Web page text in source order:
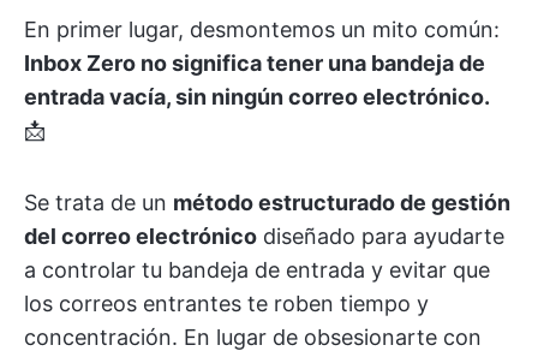
En primer lugar, desmontemos un mito común:
Inbox Zero no significa tener una bandeja de
entrada vacía, sin ningún correo electrónico.
📩
Se trata de un método estructurado de gestión
del correo electrónico diseñado para ayudarte
a controlar tu bandeja de entrada y evitar que
los correos entrantes te roben tiempo y
concentración. En lugar de obsesionarte con